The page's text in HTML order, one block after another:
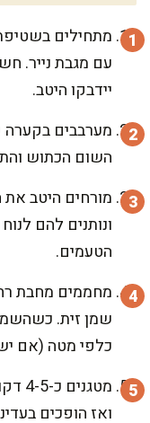
מתחילים
עם מגבת נייר.
יידבקו היטב.
מערבבים בקערה
השום הכתוש
מורחים היטב
הטעמים.
מחממים מחבת
שמן זית.
כלפי מטה (אם